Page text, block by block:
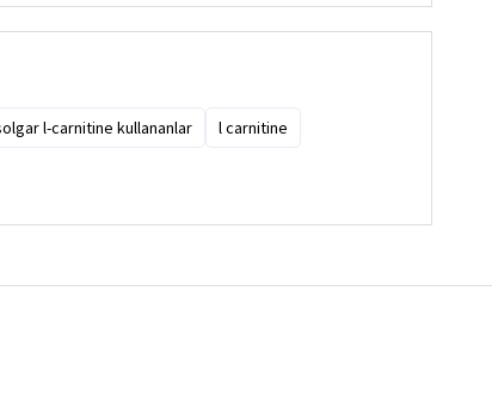
l-carnitine kullananlar
l carnitine